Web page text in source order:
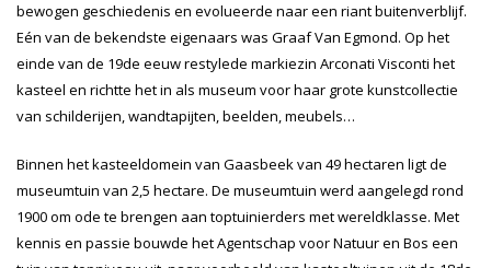
bewogen geschiedenis en evolueerde naar een riant buitenverblijf.
Eén van de bekendste eigenaars was Graaf Van Egmond. Op het
einde van de 19de eeuw restylede markiezin Arconati Visconti het
kasteel en richtte het in als museum voor haar grote kunstcollectie
van schilderijen, wandtapijten, beelden, meubels…
Binnen het kasteeldomein van Gaasbeek van 49 hectaren ligt de
museumtuin van 2,5 hectare. De museumtuin werd aangelegd rond
1900 om ode te brengen aan toptuinierders met wereldklasse. Met
kennis en passie bouwde het Agentschap voor Natuur en Bos een